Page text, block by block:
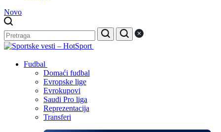
Novo
Fudbal
Domaći fudbal
Evropske lige
Evrokupovi
Saudi Pro liga
Reprezentacija
Transferi